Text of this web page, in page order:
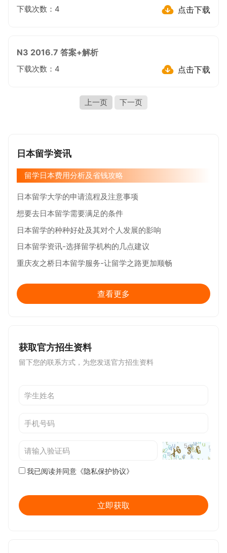
下载次数： 4 点击下载
N3 2016.7 答案+解析
下载次数： 4 点击下载
上一页 下一页
日本留学资讯
留学日本费用分析及省钱攻略
日本留学大学的申请流程及注意事项
想要去日本留学需要满足的条件
日本留学的种种好处及其对个人发展的影响
日本留学资讯-选择留学机构的几点建议
重庆友之桥日本留学服务-让留学之路更加顺畅
查看更多
获取官方招生资料
留下您的联系方式，为您发送官方招生资料
我已阅读并同意 《隐私保护协议》